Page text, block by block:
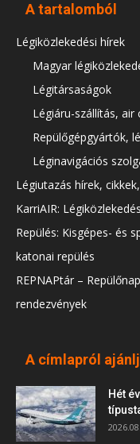
A tartalomból
Légiközlekedési hírek
Magyar
Légitársaságok
Légiáru-szállítás, air
Repülőgépgyártók,
Léginavigációs
Légiutazás hírek,
KarriAIR:
Repülés: Kisgépes- és
katonai repülés
REPNAPtár –
rendezvények
A címlapról
Hét